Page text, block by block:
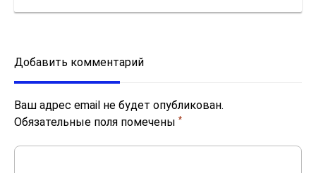
Добавить комментарий
Ваш адрес email не будет опубликован.
Обязательные поля помечены *